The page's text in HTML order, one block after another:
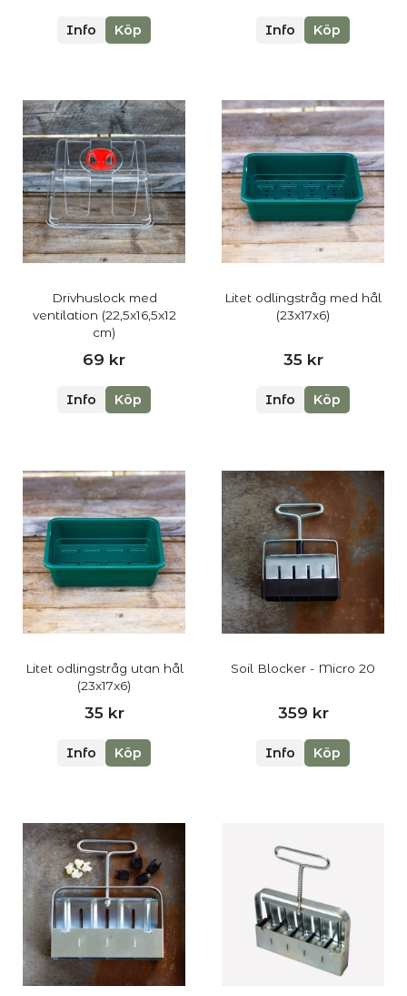
Info Köp Info Köp
Drivhuslock med
ventilation (22,5x16,5x12
cm)
69 kr
Info Köp
Litet odlingstråg med hål
(23x17x6)
35 kr
Info Köp
Litet odlingstråg utan hål
(23x17x6)
35 kr
Info Köp
Soil Blocker - Micro 20
359 kr
Info Köp